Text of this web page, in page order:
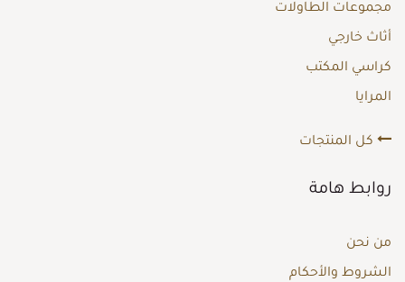
مجموعات الطاولات
أثاث خارجي
كراسي المكتب
المرايا
كل المنتجات
روابط هامة
من نحن
الشروط والأحكام